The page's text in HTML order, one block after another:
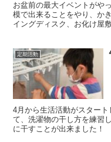
お盆前の最大イベントがや
模で出来ることをやり、か
イングディスク、お化け屋
定期活動
4月から生活活動がスター
て、洗濯物の干し方を練習
に干すことが出来ました！